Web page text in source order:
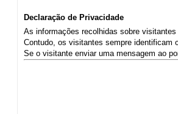
Declaração de Privacidade
As informações recolhidas sobre
Contudo, os visitantes sempre identificam
Se o visitante enviar uma mensagem ao